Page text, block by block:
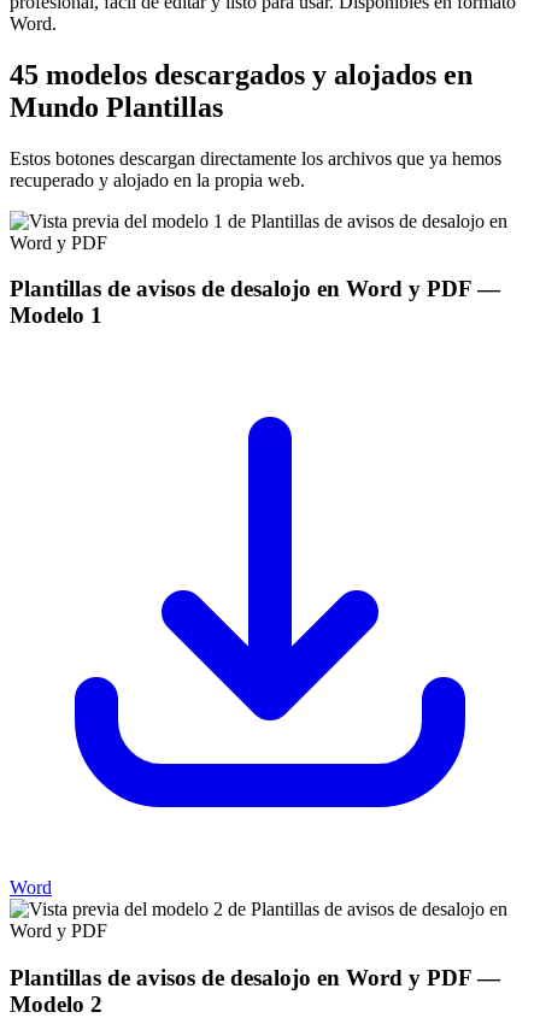
Word.
45 modelos descargados y alojados en
Mundo Plantillas
Estos botones descargan directamente los archivos que ya hemos
recuperado y alojado en la propia web.
Plantillas de avisos de desalojo en Word y PDF—
Modelo 1
Word
Plantillas de avisos de desalojo en Word y PDF—
Modelo 2